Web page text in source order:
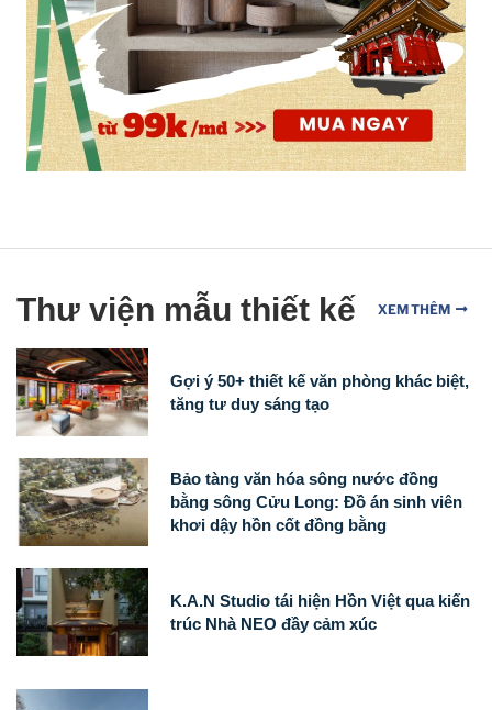
Thư viện mẫu thiết kế XEM THÊM
Gợi ý 50+ thiết kế văn phòng khác biệt,
tăng tư duy sáng tạo
Bảo tàng văn hóa sông nước đồng
bằng sông Cửu Long: Đồ án sinh viên
khơi dậy hồn cốt đồng bằng
K.A.N Studio tái hiện Hồn Việt qua kiến
trúc Nhà NEO đầy cảm xúc